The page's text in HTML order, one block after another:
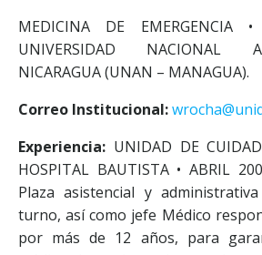
MEDICINA DE EMERGENCIA
UNIVERSIDAD NACIONAL
NICARAGUA (UNAN – MANAGUA).
Correo Institucional:
Experiencia: UNIDAD DE
HOSPITAL BAUTISTA • ABRIL
Plaza asistencial y
turno, así como jefe Médico
por más de 12 años, para